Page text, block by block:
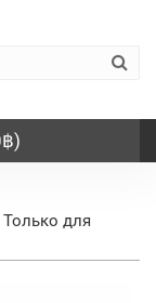
)
Только для